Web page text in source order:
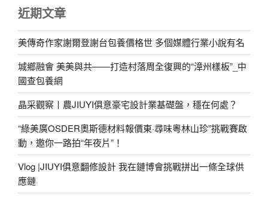
近期文章
美傳奇作家謝爾登謝台包養價格世 多個媒體行業小說有名
城鄉融會 美美與共——打造村落周全復興的“漳州樣板”_中
國查包養網
晶采觀察丨農JIUYI俱意豪宅設計業基礎盤，穩在何處？
“綠美廣OSDER奧斯德材料報價東·尋味粵林山珍”挑戰賽啟
動，邀你一路拍“年夜片”！
Vlog |JIUYI俱意翻修設計 我在鏈博會挑戰拼出一條全球供
應鏈